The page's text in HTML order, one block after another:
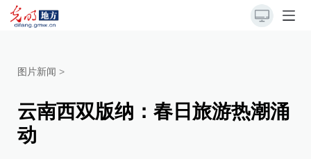
图片新闻 >
云南西双版纳：春日旅游热潮涌
动